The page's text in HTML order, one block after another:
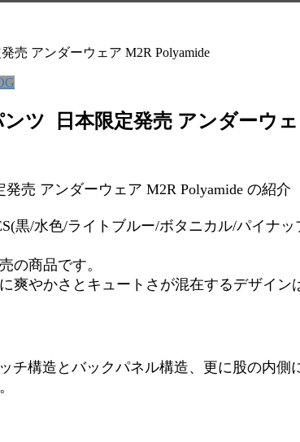
売 アンダーウェア M2R Polyamide
ツ 日本限定発売 アンダーウ
売 アンダーウェア M2R Polyamide の紹介
黒/水色/ライトブルー/ボタニカル/パイナッ
の商品です。
やかさとキュートさが混在するデザイン
チ構造とバックパネル構造、更に股の内